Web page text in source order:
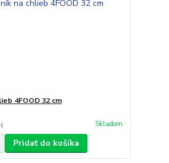
4FOOD 32 cm
Skladom
Pridať do košíka